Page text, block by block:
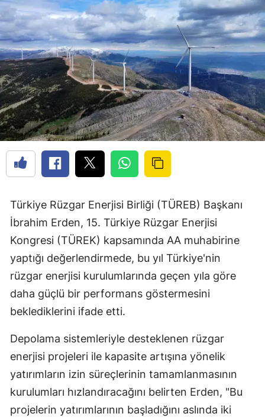
Türkiye Rüzgar Enerjisi Birliği (TÜREB) Başkanı
İbrahim Erden, 15. Türkiye Rüzgar Enerjisi
Kongresi (TÜREK) kapsamında AA muhabirine
yaptığı değerlendirmede, bu yıl Türkiye'nin
rüzgar enerjisi kurulumlarında geçen yıla göre
daha güçlü bir performans göstermesini
beklediklerini ifade etti.
Depolama sistemleriyle desteklenen rüzgar
enerjisi projeleri ile kapasite artışına yönelik
yatırımların izin süreçlerinin tamamlanmasının
kurulumları hızlandıracağını belirten Erden, "Bu
projelerin yatırımlarının başladığını aslında iki